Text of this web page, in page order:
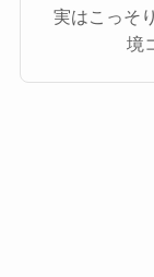
実はこっそ
境